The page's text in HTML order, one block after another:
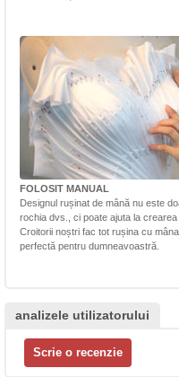
FOLOSIT MANUAL
Designul rușinat de mână nu este
rochia dvs., ci poate ajuta la crearea
Croitorii noștri fac tot rușina cu
perfectă pentru dumneavoastră.
analizele utilizatorului